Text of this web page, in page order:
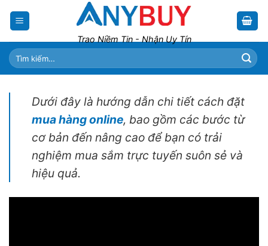
Trao Niềm Tin - Nhận Uy Tín
Tìm
kiếm:
Dưới đây là hướng dẫn chi tiết cách đặt
mua hàng online, bao gồm các bước từ
cơ bản đến nâng cao để bạn có trải
nghiệm mua sắm trực tuyến suôn sẻ và
hiệu quả.